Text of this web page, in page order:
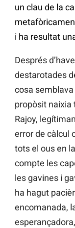
un clau de la
i ha resultat
Després
destarotades
cosa
propòsit naixia
Rajoy,
error de càlcul
tots el ous en
compte les
les gavines i
ha hagut
encomanada,